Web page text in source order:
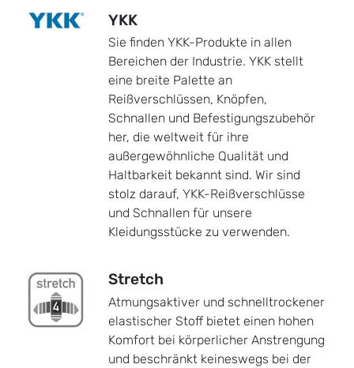
YKK
Sie finden YKK-Produkte in allen
Bereichen der Industrie. YKK stellt
eine breite Palette an
Reißverschlüssen, Knöpfen,
Schnallen und Befestigungszubehör
her, die weltweit für ihre
außergewöhnliche Qualität und
Haltbarkeit bekannt sind. Wir sind
stolz darauf, YKK-Reißverschlüsse
und Schnallen für unsere
Kleidungsstücke zu verwenden.
Stretch
Atmungsaktiver und schnelltrockener
elastischer Stoff bietet einen hohen
Komfort bei körperlicher Anstrengung
und beschränkt keineswegs bei der